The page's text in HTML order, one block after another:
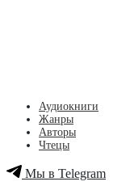
Аудиокниги
Жанры
Авторы
Чтецы
Мы в Telegram